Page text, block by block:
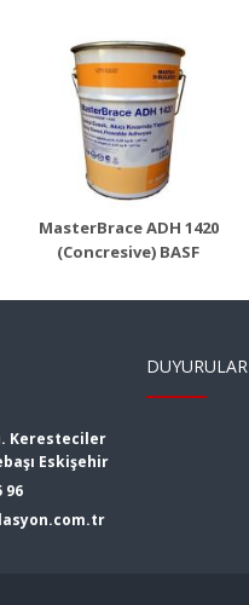
MasterBrace ADH 1420
(Concresive) BASF
MasterBrace ADH
4000 (Mbrace
Laminate Adesivo)
Ürün Detayı
Keresteciler
Eskişehir
96
DUYURULAR